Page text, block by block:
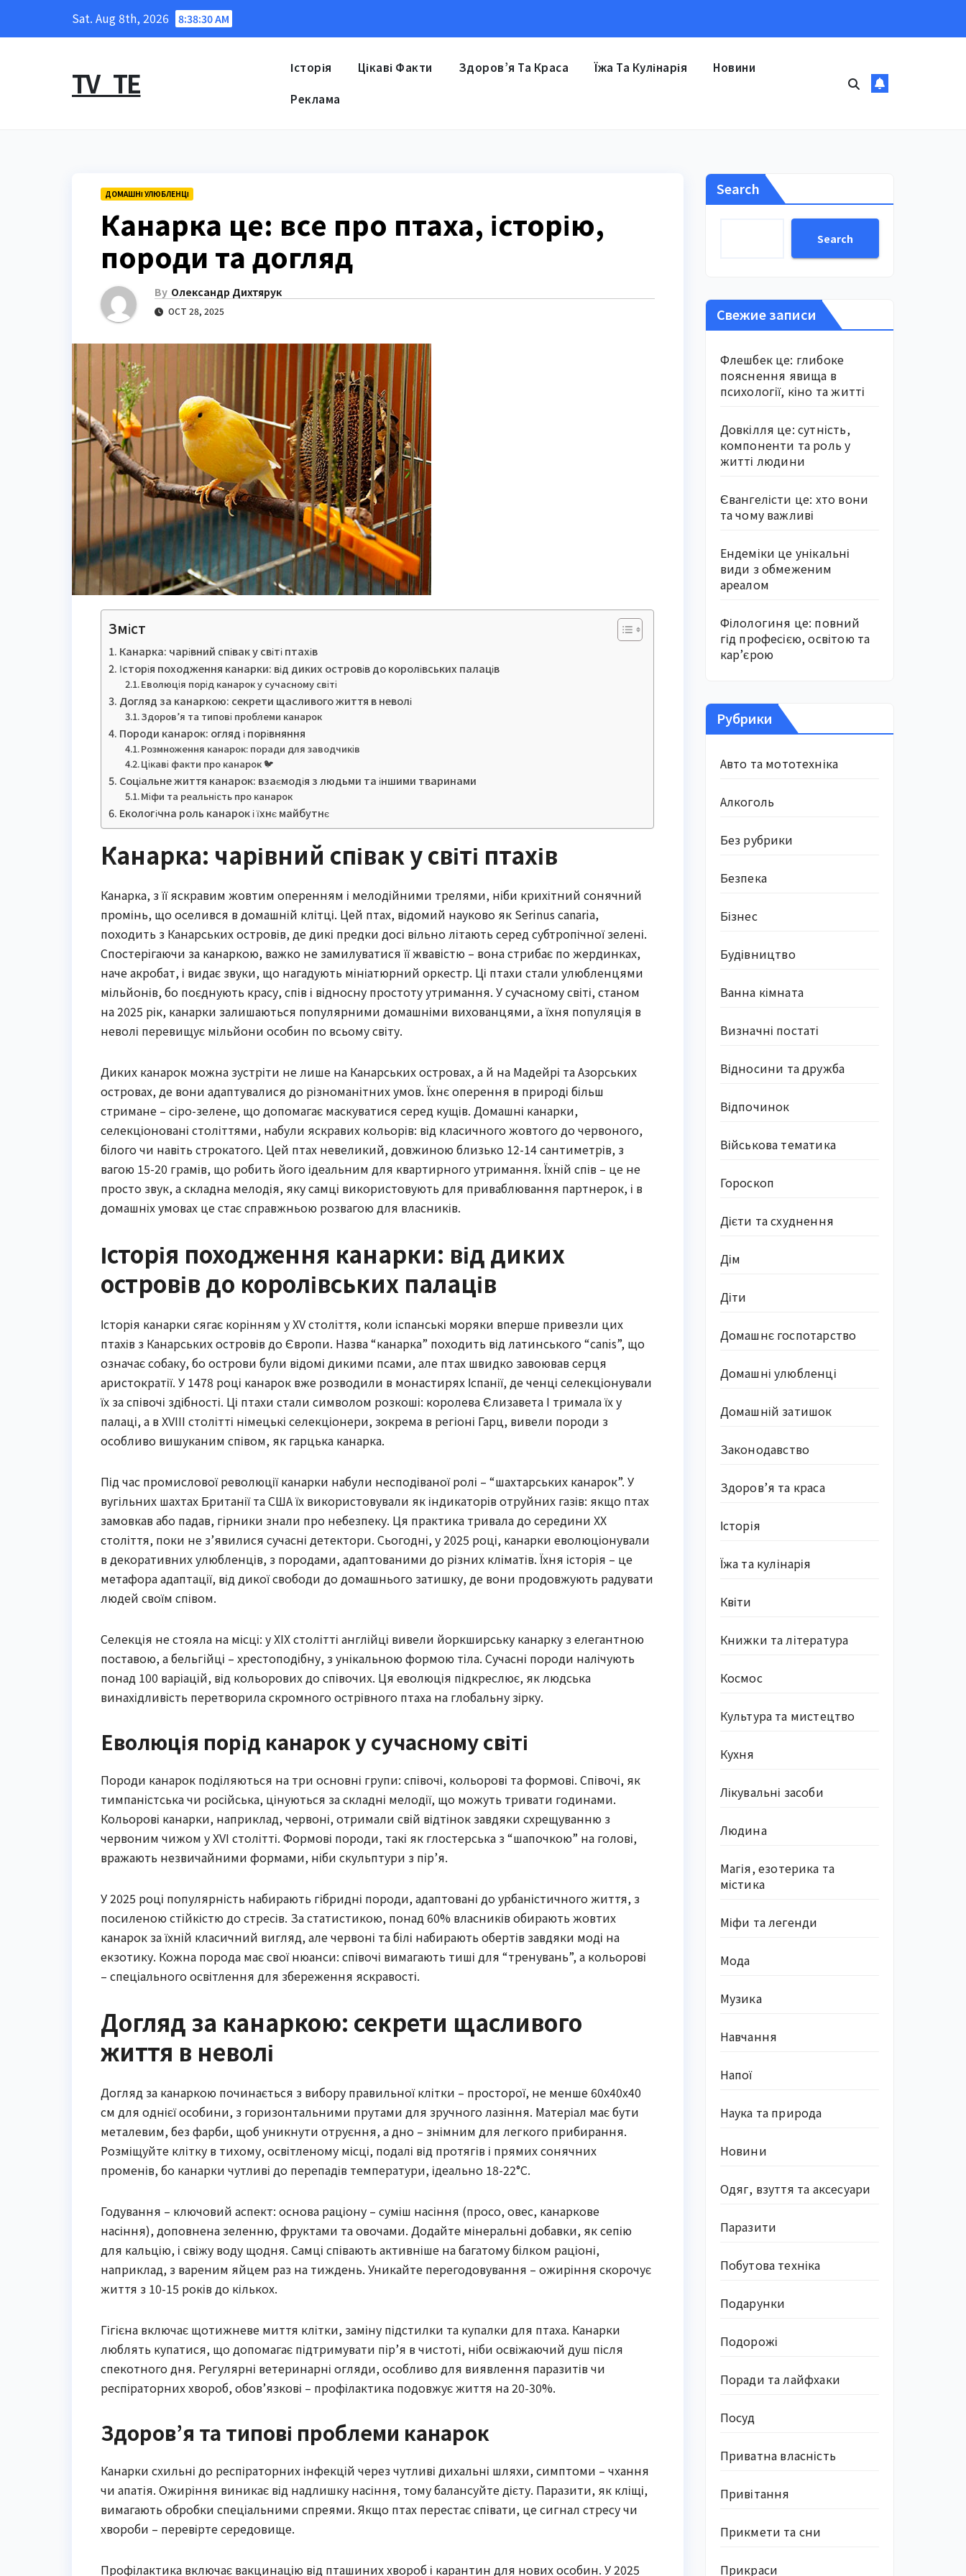
Sat. Aug 8th, 2026 8:38:31 AM
TV_TE Історія Цікаві Факти Здоров’я Та Краса Їжа Та Кулінарія Новини
Реклама
ДОМАШНІ УЛЮБЛЕНЦІ
Канарка це: все про птаха, історію,
породи та догляд
By Олександр Дихтярук
OCT 28, 2025
Зміст
Канарка: чарівний співак у світі птахів
Історія походження канарки: від диких островів до королівських палаців
Еволюція порід канарок у сучасному світі
Догляд за канаркою: секрети щасливого життя в неволі
Здоров’я та типові проблеми канарок
Породи канарок: огляд і порівняння
Розмноження канарок: поради для заводчиків
Цікаві факти про канарок 🐦
Соціальне життя канарок: взаємодія з людьми та іншими тваринами
Міфи та реальність про канарок
Екологічна роль канарок і їхнє майбутнє
Канарка: чарівний співак у світі птахів
Канарка, з її яскравим жовтим оперенням і мелодійними трелями, ніби крихітний сонячний
промінь, що оселився в домашній клітці. Цей птах, відомий науково як Serinus canaria,
походить з Канарських островів, де дикі предки досі вільно літають серед субтропічної зелені.
Спостерігаючи за канаркою, важко не замилуватися її жвавістю – вона стрибає по жердинках,
наче акробат, і видає звуки, що нагадують мініатюрний оркестр. Ці птахи стали улюбленцями
мільйонів, бо поєднують красу, спів і відносну простоту утримання. У сучасному світі, станом
на 2025 рік, канарки залишаються популярними домашніми вихованцями, а їхня популяція в
неволі перевищує мільйони особин по всьому світу.
Диких канарок можна зустріти не лише на Канарських островах, а й на Мадейрі та Азорських
островах, де вони адаптувалися до різноманітних умов. Їхнє оперення в природі більш
стримане – сіро-зелене, що допомагає маскуватися серед кущів. Домашні канарки,
селекціоновані століттями, набули яскравих кольорів: від класичного жовтого до червоного,
білого чи навіть строкатого. Цей птах невеликий, довжиною близько 12-14 сантиметрів, з
вагою 15-20 грамів, що робить його ідеальним для квартирного утримання. Їхній спів – це не
просто звук, а складна мелодія, яку самці використовують для приваблювання партнерок, і в
домашніх умовах це стає справжньою розвагою для власників.
Історія походження канарки: від диких
островів до королівських палаців
Історія канарки сягає корінням у XV століття, коли іспанські моряки вперше привезли цих
птахів з Канарських островів до Європи. Назва “канарка” походить від латинського “canis”, що
означає собаку, бо острови були відомі дикими псами, але птах швидко завоював серця
аристократії. У 1478 році канарок вже розводили в монастирях Іспанії, де ченці селекціонували
їх за співочі здібності. Ці птахи стали символом розкоші: королева Єлизавета I тримала їх у
палаці, а в XVIII столітті німецькі селекціонери, зокрема в регіоні Гарц, вивели породи з
особливо вишуканим співом, як гарцька канарка.
Під час промислової революції канарки набули несподіваної ролі – “шахтарських канарок”. У
вугільних шахтах Британії та США їх використовували як індикаторів отруйних газів: якщо птах
замовкав або падав, гірники знали про небезпеку. Ця практика тривала до середини XX
століття, поки не з’явилися сучасні детектори. Сьогодні, у 2025 році, канарки еволюціонували
в декоративних улюбленців, з породами, адаптованими до різних кліматів. Їхня історія – це
метафора адаптації, від дикої свободи до домашнього затишку, де вони продовжують радувати
людей своїм співом.
Селекція не стояла на місці: у XIX столітті англійці вивели йоркширську канарку з елегантною
поставою, а бельгійці – хрестоподібну, з унікальною формою тіла. Сучасні породи налічують
понад 100 варіацій, від кольорових до співочих. Ця еволюція підкреслює, як людська
винахідливість перетворила скромного острівного птаха на глобальну зірку.
Еволюція порід канарок у сучасному світі
Породи канарок поділяються на три основні групи: співочі, кольорові та формові. Співочі, як
тимпаністська чи російська, цінуються за складні мелодії, що можуть тривати годинами.
Кольорові канарки, наприклад, червоні, отримали свій відтінок завдяки схрещуванню з
червоним чижом у XVI столітті. Формові породи, такі як глостерська з “шапочкою” на голові,
вражають незвичайними формами, ніби скульптури з пір’я.
У 2025 році популярність набирають гібридні породи, адаптовані до урбаністичного життя, з
посиленою стійкістю до стресів. За статистикою, понад 60% власників обирають жовтих
канарок за їхній класичний вигляд, але червоні та білі набирають обертів завдяки моді на
екзотику. Кожна порода має свої нюанси: співочі вимагають тиші для “тренувань”, а кольорові
– спеціального освітлення для збереження яскравості.
Догляд за канаркою: секрети щасливого
життя в неволі
Догляд за канаркою починається з вибору правильної клітки – просторої, не менше 60x40x40
см для однієї особини, з горизонтальними прутами для зручного лазіння. Матеріал має бути
металевим, без фарби, щоб уникнути отруєння, а дно – знімним для легкого прибирання.
Розміщуйте клітку в тихому, освітленому місці, подалі від протягів і прямих сонячних
променів, бо канарки чутливі до перепадів температури, ідеально 18-22°C.
Годування – ключовий аспект: основа раціону – суміш насіння (просо, овес, канаркове
насіння), доповнена зеленню, фруктами та овочами. Додайте мінеральні добавки, як сепію
для кальцію, і свіжу воду щодня. Самці співають активніше на багатому білком раціоні,
наприклад, з вареним яйцем раз на тиждень. Уникайте перегодовування – ожиріння скорочує
життя з 10-15 років до кількох.
Гігієна включає щотижневе миття клітки, заміну підстилки та купалки для птаха. Канарки
люблять купатися, що допомагає підтримувати пір’я в чистоті, ніби освіжаючий душ після
спекотного дня. Регулярні ветеринарні огляди, особливо для виявлення паразитів чи
респіраторних хвороб, обов’язкові – профілактика подовжує життя на 20-30%.
Здоров’я та типові проблеми канарок
Канарки схильні до респіраторних інфекцій через чутливі дихальні шляхи, симптоми – чхання
чи апатія. Ожиріння виникає від надлишку насіння, тому балансуйте дієту. Паразити, як кліщі,
вимагають обробки спеціальними спреями. Якщо птах перестає співати, це сигнал стресу чи
хвороби – перевірте середовище.
Профілактика включає вакцинацію від пташиних хвороб і карантин для нових особин. У 2025
Search
Search
Свежие записи
Флешбек це: глибоке
пояснення явища в
психології, кіно та житті
Довкілля це: сутність,
компоненти та роль у
житті людини
Євангелісти це: хто вони
та чому важливі
Ендеміки це унікальні
види з обмеженим
ареалом
Філологиня це: повний
гід професією, освітою та
кар’єрою
Рубрики
Авто та мототехніка
Алкоголь
Без рубрики
Безпека
Бізнес
Будівництво
Ванна кімната
Визначні постаті
Відносини та дружба
Відпочинок
Військова тематика
Гороскоп
Дієти та схуднення
Дім
Діти
Домашнє госпотарство
Домашні улюбленці
Домашній затишок
Законодавство
Здоров’я та краса
Історія
Їжа та кулінарія
Квіти
Книжки та література
Космос
Культура та мистецтво
Кухня
Лікувальні засоби
Людина
Магія, езотерика та
містика
Міфи та легенди
Мода
Музика
Навчання
Напої
Наука та природа
Новини
Одяг, взуття та аксесуари
Паразити
Побутова техніка
Подарунки
Подорожі
Поради та лайфхаки
Посуд
Приватна власність
Привітання
Прикмети та сни
Прикраси